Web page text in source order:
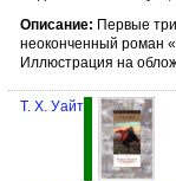
Описание: Первые
неоконченный роман
Иллюстрация на
Т. Х. Уайт